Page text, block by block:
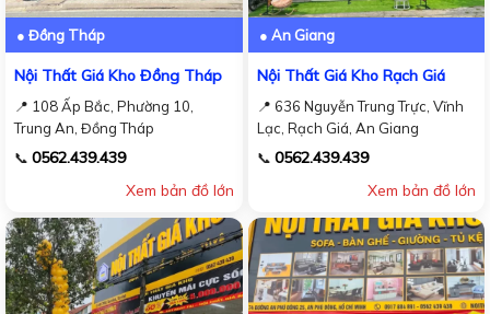
● Đồng Tháp
Nội Thất Giá Kho Đồng Tháp
📍 108 Ấp Bắc, Phường 10,
Trung An, Đồng Tháp
📞 0562.439.439
Xem bản đồ lớn
● An Giang
Nội Thất Giá Kho Rạch Giá
📍 636 Nguyễn Trung Trực, Vĩnh
Lạc, Rạch Giá, An Giang
📞 0562.439.439
Xem bản đồ lớn